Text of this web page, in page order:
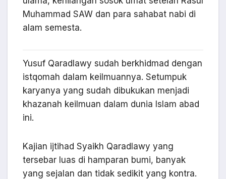
Muhammad SAW dan para sahabat nabi di
alam semesta.
Yusuf Qaradlawy sudah berkhidmad dengan
istqomah dalam keilmuannya. Setumpuk
karyanya yang sudah dibukukan menjadi
khazanah keilmuan dalam dunia Islam abad
ini.
Kajian ijtihad Syaikh Qaradlawy yang
tersebar luas di hamparan bumi, banyak
yang sejalan dan tidak sedikit yang kontra.